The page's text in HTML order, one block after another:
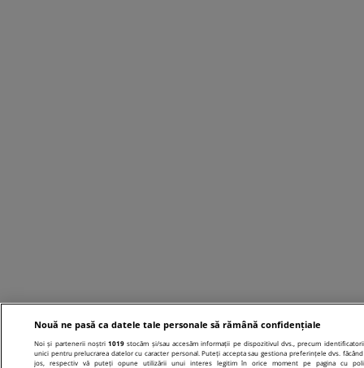
Nouă ne pasă ca datele tale personale să rămână confidențiale
Noi și partenerii noștri1019 stocăm și/sau accesăm informații pe dispozitivul dvs., precum
unici pentru prelucrarea datelor cu caracter personal. Puteți accepta sau gestiona preferințele dvs. făcând
jos, respectiv vă puteți opune utilizării unui interes legitim în orice moment pe pagina cu